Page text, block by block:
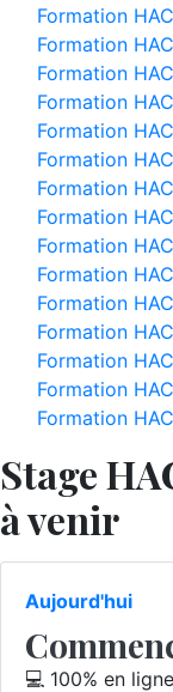
Formation
Formation
Formation
Formation
Formation
Formation
Formation
Formation
Formation
Formation
Formation
Formation
Formation
Formation
Formation
Stage
à venir
Aujourd'hui
💻 100% en